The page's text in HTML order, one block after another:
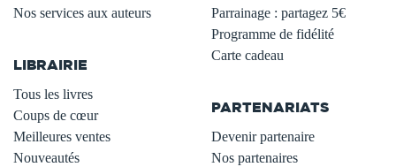
Nos services aux auteurs
LIBRAIRIE
Tous les livres
Coups de cœur
Meilleures ventes
Nouveautés
Parrainage : partagez 5€
Programme de fidélité
Carte cadeau
PARTENARIATS
Devenir partenaire
Nos partenaires